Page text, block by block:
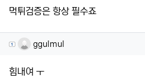
먹튀검증은 항상 필수죠
ggulmul님의 댓글
ggulmul
힘내여 ㅜ